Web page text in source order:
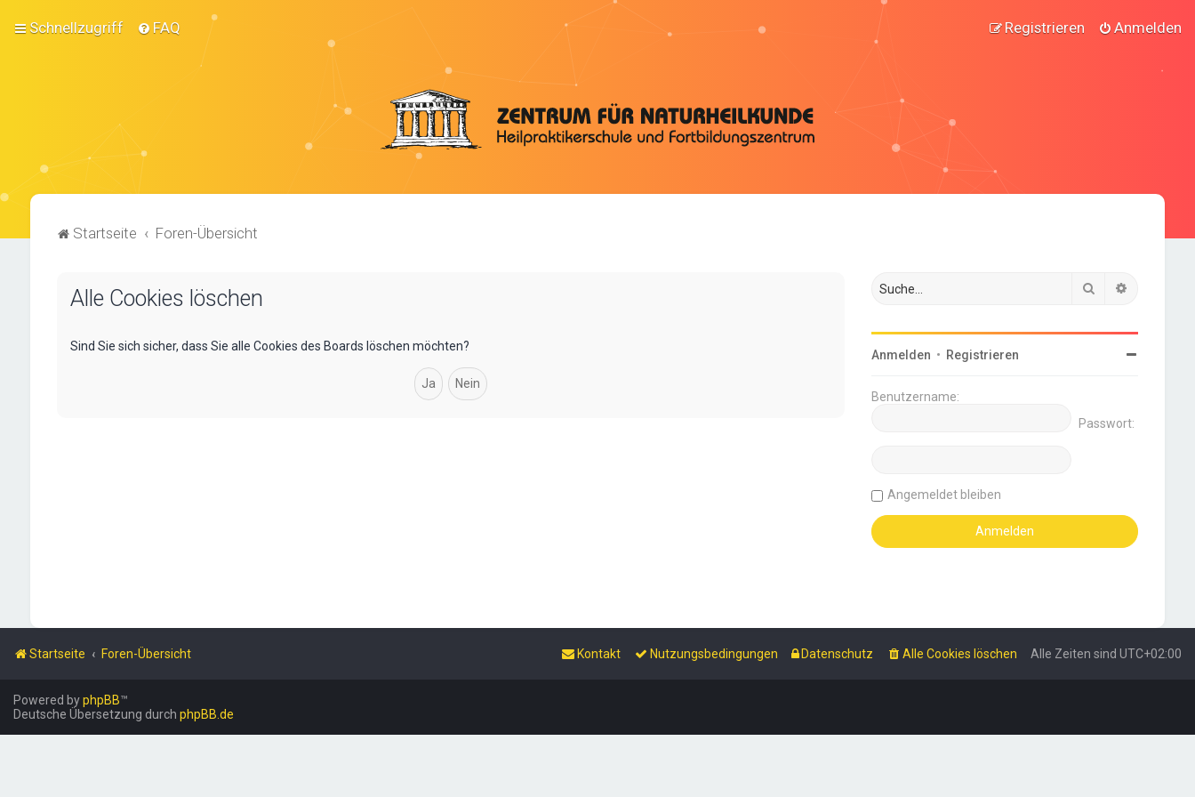
Schnellzugriff FAQ Anmelden
Registrieren
Startseite Foren-Übersicht
Alle Cookies löschen
Sind Sie sich sicher, dass Sie alle Cookies des Boards löschen möchten?
Suche
Anmelden • Registrieren
Benutzername:
Passwort:
Angemeldet bleiben
Startseite Foren-Übersicht Alle Zeiten sind UTC+02:00
Alle Cookies löschen
Datenschutz
Nutzungsbedingungen
Kontakt
Powered byphpBB™
Deutsche Übersetzung durch phpBB.de